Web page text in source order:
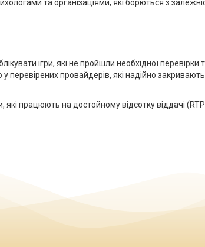
та організаціями, які борються з
ігри, які не пройшли необхідної
провайдерів, які надійно
працюють на достойному відсотку віддачі